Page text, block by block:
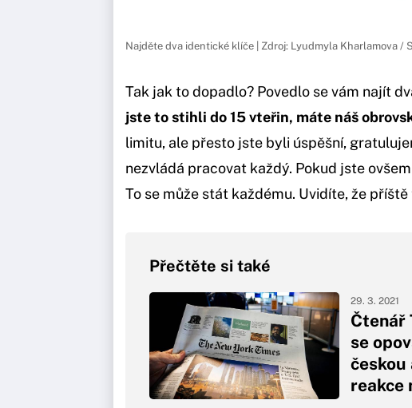
Najděte dva identické klíče | Zdroj: Lyudmyla Kharlamova /
Tak jak to dopadlo? Povedlo se vám najít
jste to stihli do 15 vteřin, máte náš
limitu, ale přesto jste byli úspěšní,
nezvládá pracovat každý. Pokud jste
To se může stát každému. Uvidíte, že
Přečtěte si také
Čtenář
se
českou
reakce
29. 3. 2021